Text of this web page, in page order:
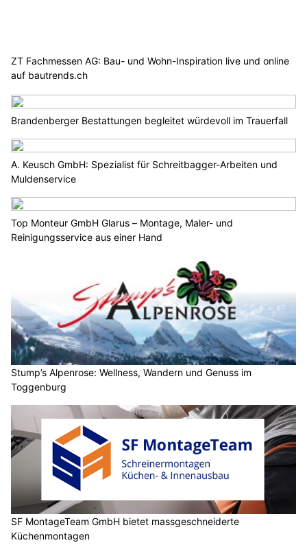
ZT Fachmessen AG: Bau- und Wohn-Inspiration live und online
auf bautrends.ch
Brandenberger Bestattungen begleitet würdevoll im Trauerfall
A. Keusch GmbH: Spezialist für Schreitbagger-Arbeiten und
Muldenservice
Top Monteur GmbH Glarus – Montage, Maler- und
Reinigungsservice aus einer Hand
Stump’s Alpenrose: Wellness, Wandern und Genuss im
Toggenburg
SF MontageTeam GmbH bietet massgeschneiderte
Küchenmontagen